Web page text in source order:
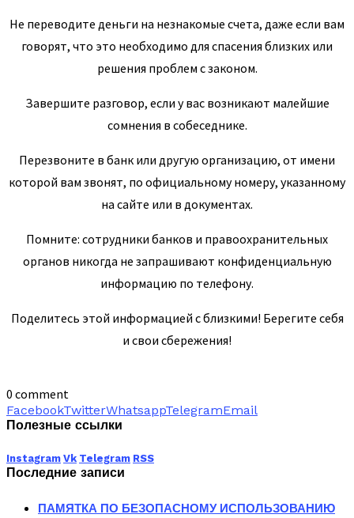
Не переводите деньги на незнакомые счета, даже если вам
говорят, что это необходимо для спасения близких или
решения проблем с законом.
Завершите разговор, если у вас возникают малейшие
сомнения в собеседнике.
Перезвоните в банк или другую организацию, от имени
которой вам звонят, по официальному номеру, указанному
на сайте или в документах.
Помните: сотрудники банков и правоохранительных
органов никогда не запрашивают конфиденциальную
информацию по телефону.
Поделитесь этой информацией с близкими! Берегите себя
и свои сбережения!
0 comment
FacebookTwitterWhatsappTelegramEmail
Полезные ссылки
Instagram Vk Telegram RSS
Последние записи
ПАМЯТКА ПО БЕЗОПАСНОМУ ИСПОЛЬЗОВАНИЮ